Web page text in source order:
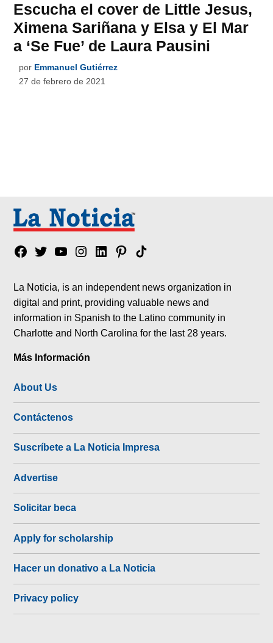
Escucha el cover de Little Jesus,
Ximena Sariñana y Elsa y El Mar
a ‘Se Fue’ de Laura Pausini
por Emmanuel Gutiérrez
27 de febrero de 2021
Facebook
TwitterYouTubeInstagram
LinkedinPinterest
Tik
La Noticia, is an independent news organization in
digital and print, providing valuable news and
information in Spanish to the Latino community in
Charlotte and North Carolina for the last 28 years.
Más Información
About Us
Contáctenos
Suscríbete a La Noticia Impresa
Advertise
Solicitar beca
Apply for scholarship
Hacer un donativo a La Noticia
Privacy policy